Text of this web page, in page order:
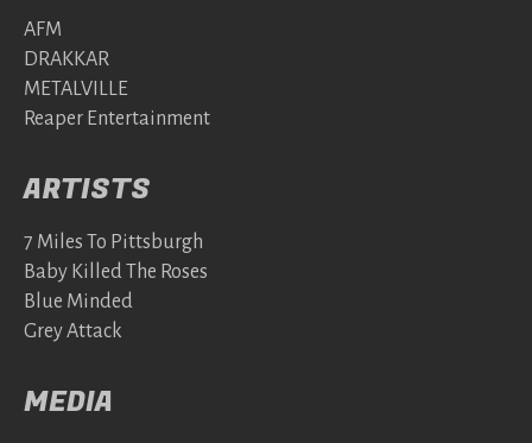
AFM
DRAKKAR
METALVILLE
Reaper Entertainment
ARTISTS
7 Miles To Pittsburgh
Baby Killed The Roses
Blue Minded
Grey Attack
MEDIA